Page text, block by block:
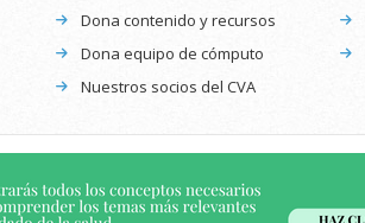
Dona contenido y recursos
Dona equipo de cómputo
Nuestros socios del CVA